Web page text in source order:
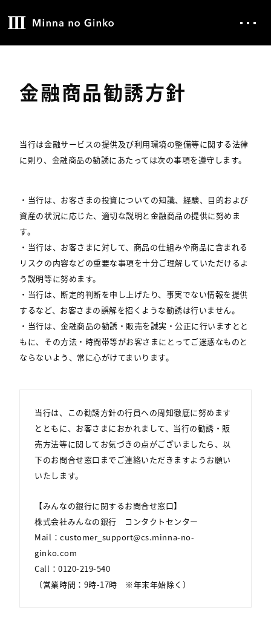
金融商品勧誘方針
当行は金融サービスの提供及び利用環境の整備等に関する法律
に則り、金融商品の勧誘にあたっては次の事項を遵守します。
・当行は、お客さまの投資についての知識、経験、目的および
資産の状況に応じた、適切な説明と金融商品の提供に努めま
す。
・当行は、お客さまに対して、商品の仕組みや商品に含まれる
リスクの内容などの重要な事項を十分ご理解していただけるよ
う説明等に努めます。
・当行は、断定的判断を申し上げたり、事実でない情報を提供
するなど、お客さまの誤解を招くような勧誘は行いません。
・当行は、金融商品の勧誘・販売を誠実・公正に行いますとと
もに、その方法・時間帯等がお客さまにとってご迷惑なものと
ならないよう、常に心がけてまいります。
当行は、この勧誘方針の行員への周知徹底に努めます
とともに、お客さまにおかれまして、当行の勧誘・販
売方法等に関してお気づきの点がございましたら、以
下のお問合せ窓口までご連絡いただきますようお願い
いたします。
【みんなの銀行に関するお問合せ窓口】
株式会社みんなの銀行 コンタクトセンター
Mail：customer_support@cs.minna-no-
ginko.com
Call：0120-219-540
（営業時間：9時-17時 ※年末年始除く）